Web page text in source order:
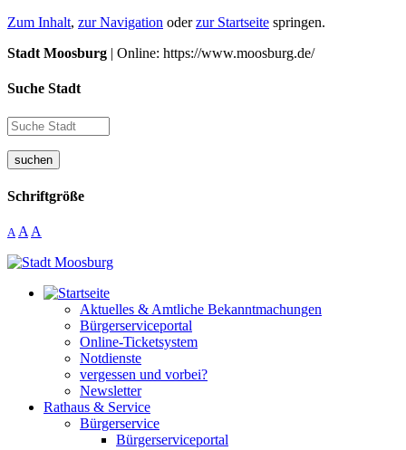
Zum Inhalt, zur Navigation oderzur Startseite springen.
Stadt Moosburg | Online: https://www.moosburg.de/
Suche Stadt
suchen
Schriftgröße
A A A
Aktuelles & Amtliche Bekanntmachungen
Bürgerserviceportal
Online-Ticketsystem
Notdienste
vergessen und vorbei?
Newsletter
Rathaus & Service
Bürgerservice
Bürgerserviceportal